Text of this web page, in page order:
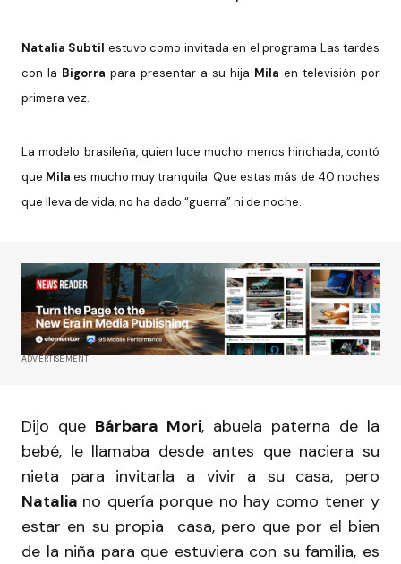
Natalia Subtil estuvo como invitada en el programa Las tardes
con la Bigorra para presentar a su hija Mila en televisión por
primera vez.
La modelo brasileña, quien luce mucho menos hinchada, contó
que Mila es mucho muy tranquila. Que estas más de 40 noches
que lleva de vida, no ha dado “guerra” ni de noche.
ADVERTISEMENT
Dijo que Bárbara Mori, abuela paterna de la
bebé, le llamaba desde antes que naciera su
nieta para invitarla a vivir a su casa, pero
Natalia no quería porque no hay como tener y
estar en su propia casa, pero que por el bien
de la niña para que estuviera con su familia, es